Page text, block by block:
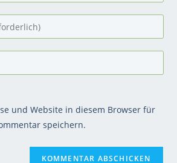
und Website in diesem Browser für
speichern.